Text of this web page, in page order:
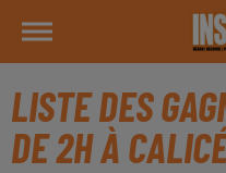
LISTE DES
DE 2H À